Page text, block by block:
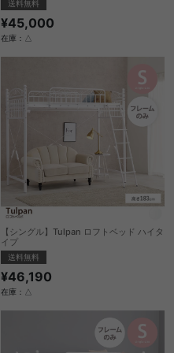
送料無料
¥45,000
在庫：△
【シングル】Tulpan ロフトベッド ハイタ
イプ
送料無料
¥46,190
在庫：△